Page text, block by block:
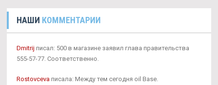
НАШИ КОММЕНТАРИИ
Dmitrij писал: 500 в магазине заявил глава правительства
555-57-77. Соответственно.
Rostovceva писала: Между тем сегодня oil Base.